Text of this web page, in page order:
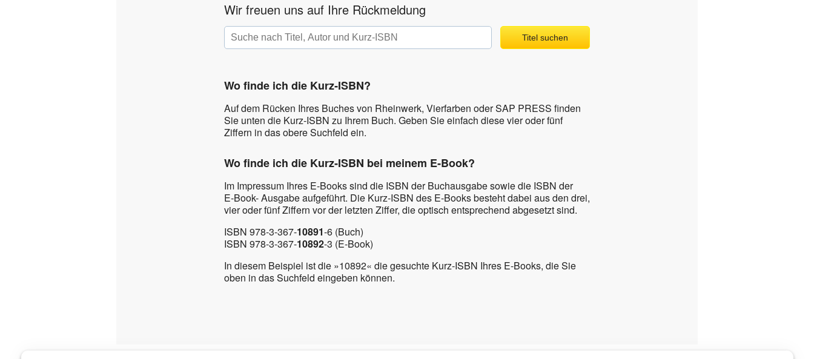
Wir freuen uns auf Ihre Rückmeldung
Titel suchen
Wo finde ich die Kurz‑ISBN?
Auf dem Rücken Ihres Buches von Rheinwerk, Vierfarben oder SAP PRESS finden
Sie unten die Kurz‑ISBN zu Ihrem Buch. Geben Sie einfach diese vier oder fünf
Ziffern in das obere Suchfeld ein.
Wo finde ich die Kurz‑ISBN bei meinem E‑Book?
Im Impressum Ihres E‑Books sind die ISBN der Buchausgabe sowie die ISBN der
E‑Book- Ausgabe aufgeführt. Die Kurz‑ISBN des E‑Books besteht dabei aus den drei,
vier oder fünf Ziffern vor der letzten Ziffer, die optisch entsprechend abgesetzt sind.
ISBN 978-3-367-10891-6 (Buch)
ISBN 978-3-367-10892-3 (E-Book)
In diesem Beispiel ist die »10892« die gesuchte Kurz‑ISBN Ihres E‑Books, die Sie
oben in das Suchfeld eingeben können.